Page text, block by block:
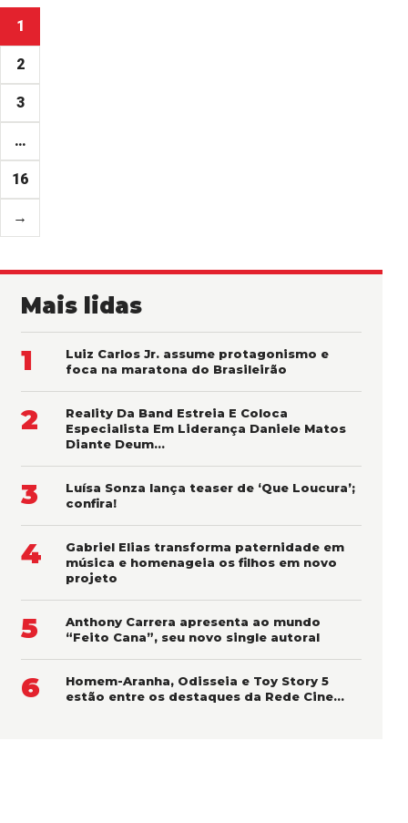
Paginação
de
posts
1
2
3
…
16
→
Mais lidas
1
Luiz Carlos Jr. assume protagonismo e
foca na maratona do Brasileirão
2
Reality Da Band Estreia E Coloca
Especialista Em Liderança Daniele Matos
Diante Deum…
3
Luísa Sonza lança teaser de ‘Que Loucura’;
confira!
4
Gabriel Elias transforma paternidade em
música e homenageia os filhos em novo
projeto
5
Anthony Carrera apresenta ao mundo
“Feito Cana”, seu novo single autoral
6
Homem-Aranha, Odisseia e Toy Story 5
estão entre os destaques da Rede Cine…